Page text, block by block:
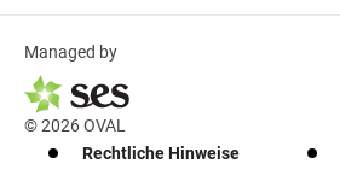
Managed by
© 2026 OVAL
Rechtliche Hinweise